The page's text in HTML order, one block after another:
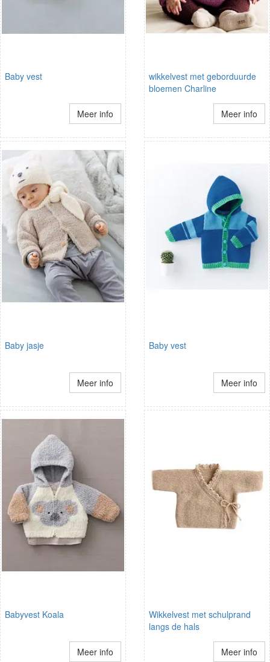
Baby vest
Meer info
wikkelvest met geborduurde
bloemen Charline
Meer info
Baby jasje
Meer info
Baby vest
Meer info
Babyvest Koala
Meer info
Wikkelvest met schulprand
langs de hals
Meer info